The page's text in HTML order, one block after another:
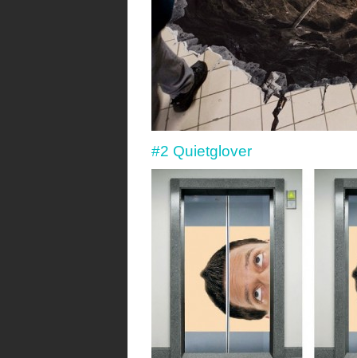
#2 Quietglover